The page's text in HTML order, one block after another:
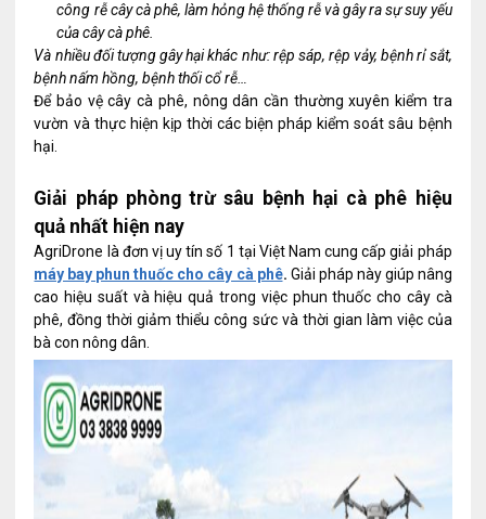
công rễ cây cà phê, làm hỏng hệ thống rễ và gây ra sự suy yếu
của cây cà phê.
Và nhiều đối tượng gây hại khác như: rệp sáp, rệp vảy, bệnh rỉ sắt,
bệnh nấm hồng, bệnh thối cổ rễ…
Để bảo vệ cây cà phê, nông dân cần thường xuyên kiểm tra
vườn và thực hiện kịp thời các biện pháp kiểm soát sâu bệnh
hại.
Giải pháp phòng trừ sâu bệnh hại cà phê hiệu
quả nhất hiện nay
AgriDrone là đơn vị uy tín số 1 tại Việt Nam cung cấp giải pháp
máy bay phun thuốc cho cây cà phê. Giải pháp này giúp nâng
cao hiệu suất và hiệu quả trong việc phun thuốc cho cây cà
phê, đồng thời giảm thiểu công sức và thời gian làm việc của
bà con nông dân.